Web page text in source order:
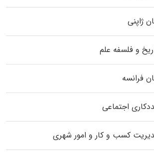
ژاپنی
و فلسفه علم
فرانسه
اجتماعی
کسب و کار و امور شهری